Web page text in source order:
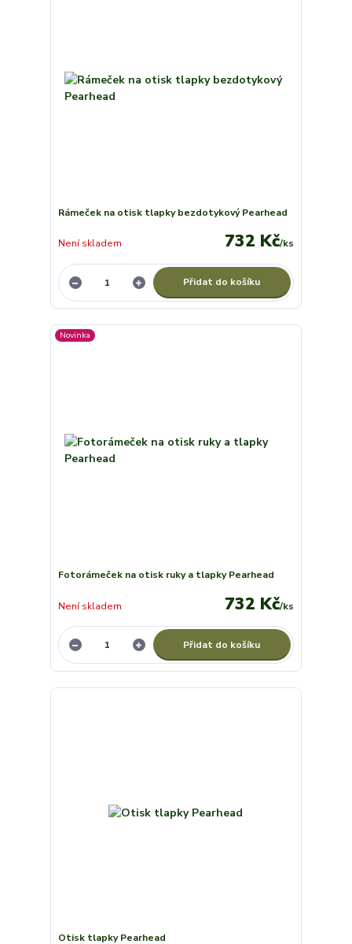
Rámeček na otisk tlapky bezdotykový Pearhead
732 Kč/ks
Není skladem
Přidat do košíku
Novinka
Fotorámeček na otisk ruky a tlapky Pearhead
732 Kč/ks
Není skladem
Přidat do košíku
Otisk tlapky Pearhead